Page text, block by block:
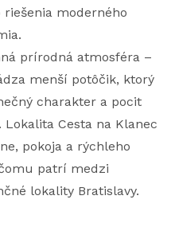
moderného
prírodná atmosféra –
menší potôčik, ktorý
charakter a pocit
Cesta na Klanec
pokoja a rýchleho
patrí medzi
lokality Bratislavy.